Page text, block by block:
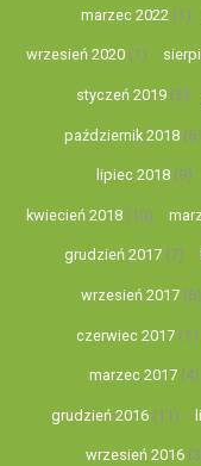
marzec 2022 (1)
wrzesień 2020(1)
styczeń 2019 (5)
październik 2018 (6)
lipiec 2018(9)
kwiecień 2018 (10)
grudzień 2017(7)
wrzesień 2017 (6)
czerwiec 2017
marzec 2017 (4)
grudzień 2016 (11)
wrzesień 2016